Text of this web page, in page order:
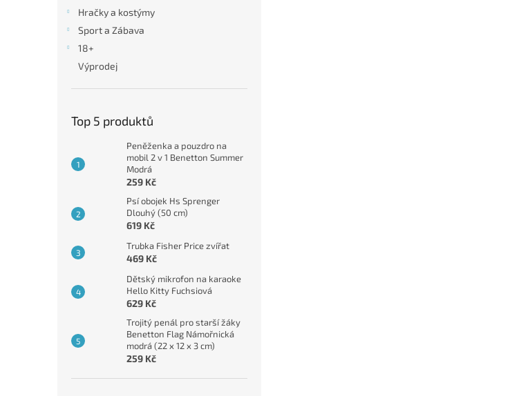
Hračky a kostýmy
Sport a Zábava
18+
Výprodej
Top 5 produktů
Peněženka a pouzdro na
mobil 2 v 1 Benetton Summer
Modrá
259 Kč
Psí obojek Hs Sprenger
Dlouhý (50 cm)
619 Kč
Trubka Fisher Price zvířat
469 Kč
Dětský mikrofon na karaoke
Hello Kitty Fuchsiová
629 Kč
Trojitý penál pro starší žáky
Benetton Flag Námořnická
modrá (22 x 12 x 3 cm)
259 Kč